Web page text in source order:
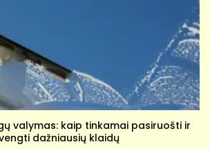
valymas: kaip tinkamai pasiruošti ir
dažniausių klaidų